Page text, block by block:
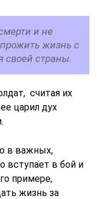
и не
жизнь с
своей страны.
считая их
царил дух
в важных,
вступает в бой и
примере,
жизнь за